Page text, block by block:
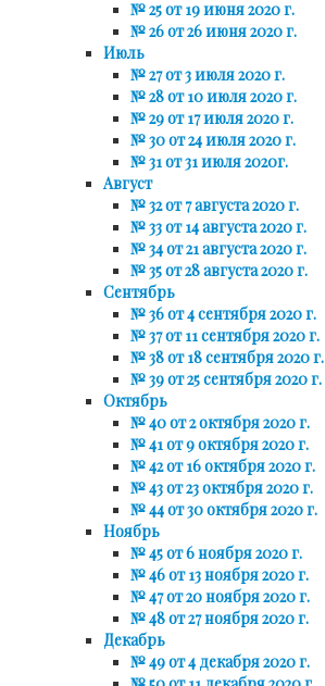
№ 25 от 19 июня 2020 г.
№ 26 от 26 июня 2020 г.
Июль
№ 27 от 3 июля 2020 г.
№ 28 от 10 июля 2020 г.
№ 29 от 17 июля 2020 г.
№ 30 от 24 июля 2020 г.
№ 31 от 31 июля 2020г.
Август
№ 32 от 7 августа 2020 г.
№ 33 от 14 августа 2020 г.
№ 34 от 21 августа 2020 г.
№ 35 от 28 августа 2020 г.
Сентябрь
№ 36 от 4 сентября 2020 г.
№ 37 от 11 сентября 2020 г.
№ 38 от 18 сентября 2020 г.
№ 39 от 25 сентября 2020 г.
Октябрь
№ 40 от 2 октября 2020 г.
№ 41 от 9 октября 2020 г.
№ 42 от 16 октября 2020 г.
№ 43 от 23 октября 2020 г.
№ 44 от 30 октября 2020 г.
Ноябрь
№ 45 от 6 ноября 2020 г.
№ 46 от 13 ноября 2020 г.
№ 47 от 20 ноября 2020 г.
№ 48 от 27 ноября 2020 г.
Декабрь
№ 49 от 4 декабря 2020 г.